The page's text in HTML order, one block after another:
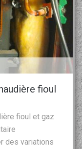
fioul
fioul et gaz
des variations